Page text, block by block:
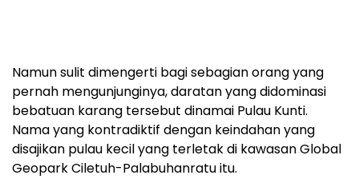
Namun sulit dimengerti bagi sebagian orang yang
pernah mengunjunginya, daratan yang didominasi
bebatuan karang tersebut dinamai Pulau Kunti.
Nama yang kontradiktif dengan keindahan yang
disajikan pulau kecil yang terletak di kawasan Global
Geopark Ciletuh-Palabuhanratu itu.